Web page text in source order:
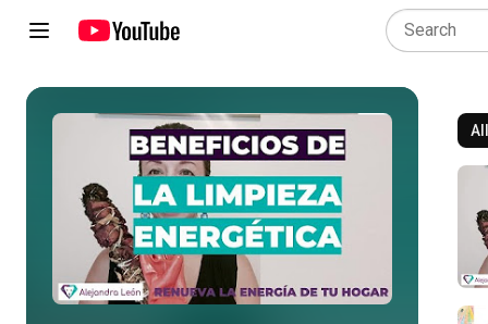
Play all
All